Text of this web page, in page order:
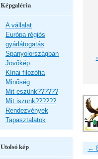
←
Képgaléria
A vállalat
Európa régiós
gyárlátogatás
Spanyolországban
Jövőkép
Kínai filozófia
Minőség
Mit eszünk??????
Mit iszunk??????
Rendezvények
Tapasztalatok
Utolsó kép